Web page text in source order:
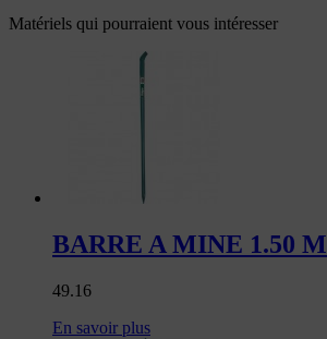
Matériels qui pourraient vous intéresser
BARRE A MINE 1.50 M
49.16
En savoir plus